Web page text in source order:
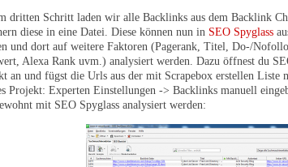
dritten Schritt laden wir alle Backlinks aus dem Backlink
diese in eine Datei. Diese können nun in SEO Spyglass
und dort auf weitere Faktoren (Pagerank, Titel, Do-/
Alexa Rank uvm.) analysiert werden. Dazu öffnest du
an und fügst die Urls aus der mit Scrapebox erstellen Liste
Projekt: Experten Einstellungen -> Backlinks manuell
mit SEO Spyglass analysiert werden: